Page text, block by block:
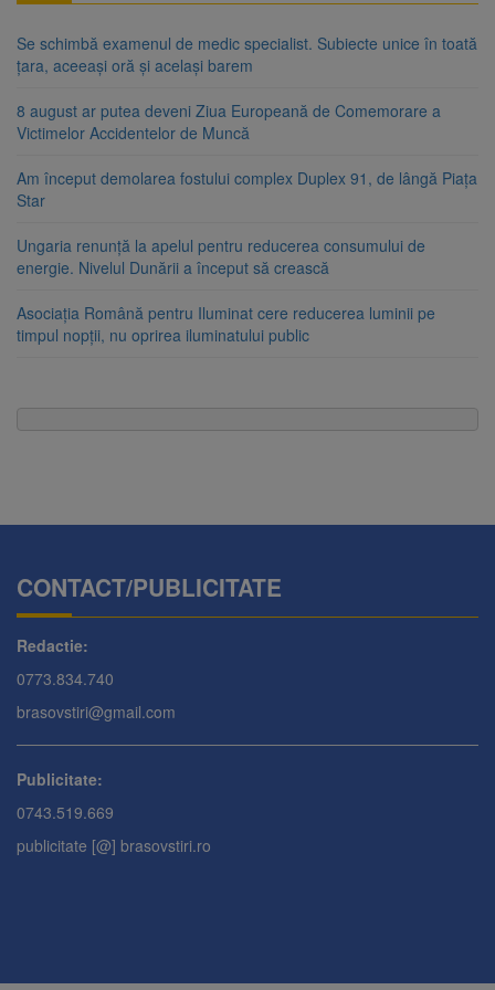
Se schimbă examenul de medic specialist. Subiecte unice în toată
țara, aceeași oră și același barem
8 august ar putea deveni Ziua Europeană de Comemorare a
Victimelor Accidentelor de Muncă
Am început demolarea fostului complex Duplex 91, de lângă Piața
Star
Ungaria renunță la apelul pentru reducerea consumului de
energie. Nivelul Dunării a început să crească
Asociația Română pentru Iluminat cere reducerea luminii pe
timpul nopții, nu oprirea iluminatului public
CONTACT/PUBLICITATE
Redactie:
0773.834.740
brasovstiri@gmail.com
Publicitate:
0743.519.669
publicitate [@] brasovstiri.ro